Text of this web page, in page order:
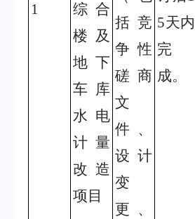
1
综合
楼及
地下
车库
水电
计量
改造
项目
括竞
争性
磋商
文
件、
设计
变
更、
5天内
完
成。